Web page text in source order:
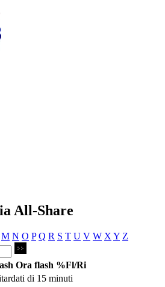
All-Share
M N O P Q R S T U V W X Y Z
Ora flash %Fl/Ri
di 15 minuti